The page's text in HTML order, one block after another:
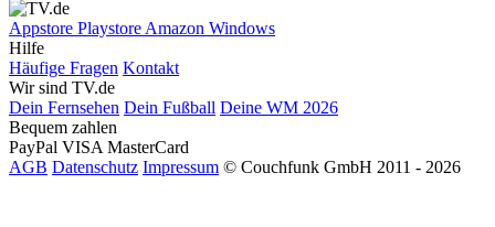
Appstore Playstore Amazon Windows
Hilfe
Häufige Fragen Kontakt
Wir sind TV.de
Dein Fernsehen Dein Fußball Deine WM 2026
Bequem zahlen
PayPal VISA MasterCard
AGB Datenschutz Impressum © Couchfunk GmbH 2011 - 2026